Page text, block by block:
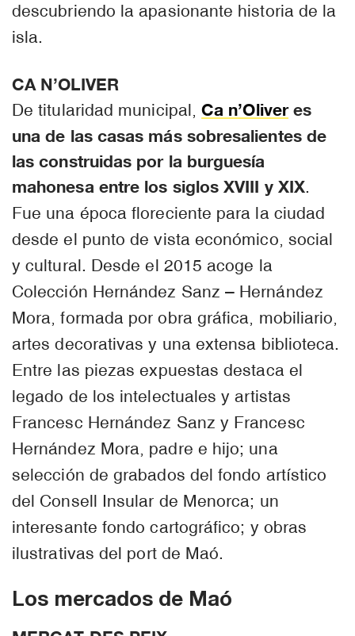
descubriendo la apasionante historia de la
isla.
CA N’OLIVER
De titularidad municipal,Ca n’Oliveres
una de las casas más sobresalientes de
las construidas por la burguesía
mahonesa entre los siglos XVIII y XIX.
Fue una época floreciente para la ciudad
desde el punto de vista económico, social
y cultural. Desde el 2015 acoge la
Colección Hernández Sanz – Hernández
Mora, formada por obra gráfica, mobiliario,
artes decorativas y una extensa biblioteca.
Entre las piezas expuestas destaca el
legado de los intelectuales y artistas
Francesc Hernández Sanz y Francesc
Hernández Mora, padre e hijo; una
selección de grabados del fondo artístico
del Consell Insular de Menorca; un
interesante fondo cartográfico; y obras
ilustrativas del port de Maó.
Los mercados de Maó